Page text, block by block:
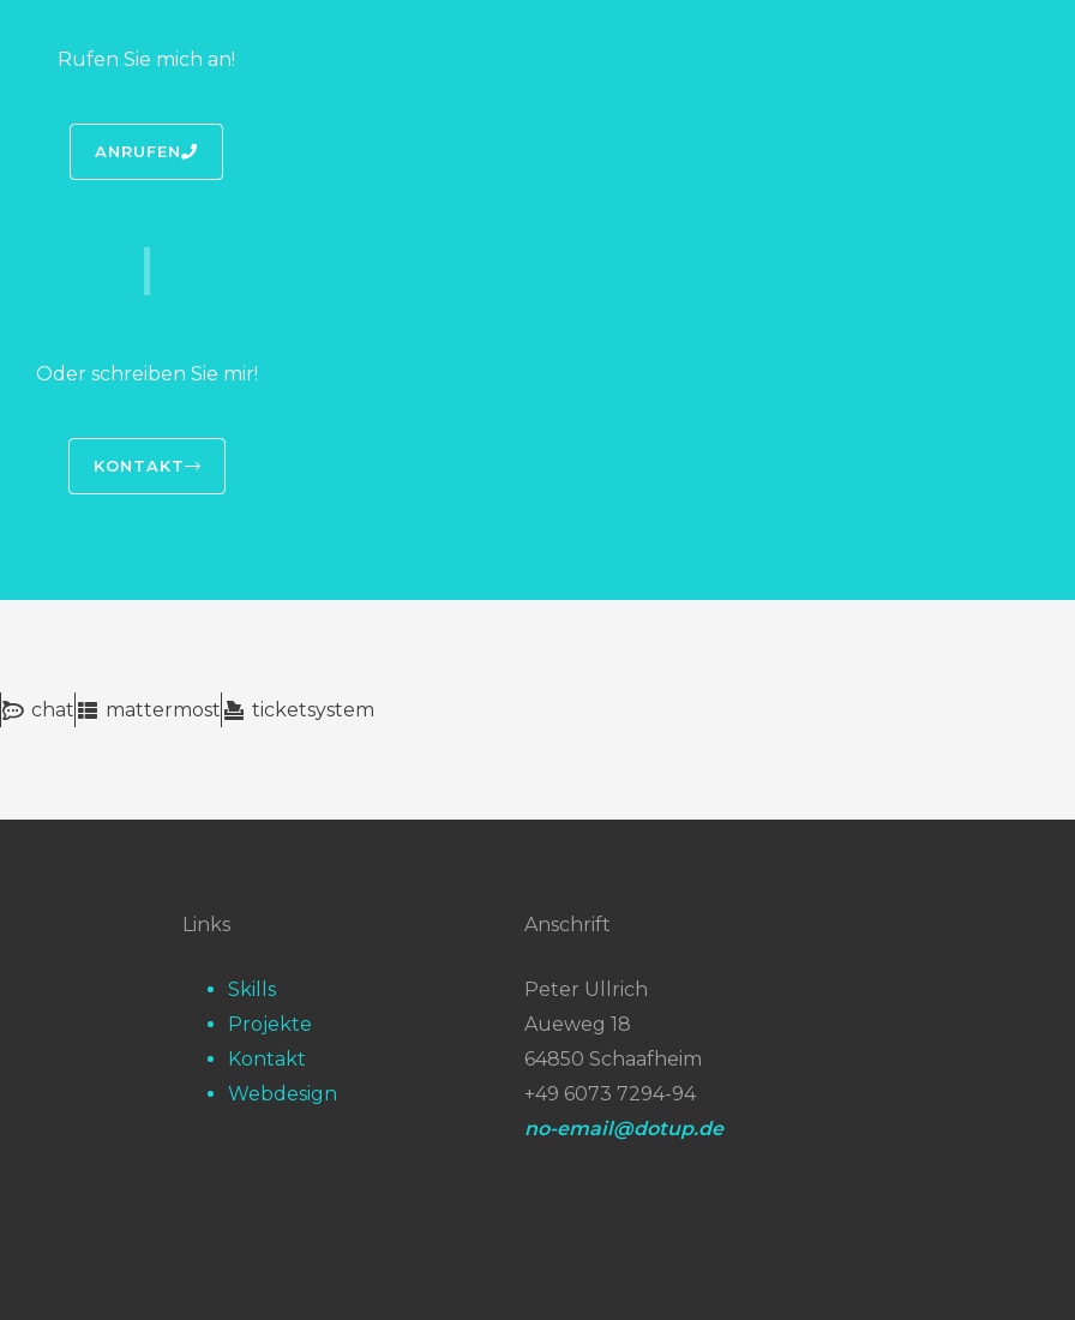
Rufen Sie mich an!
ANRUFEN
Oder schreiben Sie mir!
KONTAKT
chat mattermost ticketsystem
Links
Skills
Projekte
Kontakt
Webdesign
Anschrift
Peter Ullrich
Aueweg 18
64850 Schaafheim
+49 6073 7294-94
no-email@dotup.de